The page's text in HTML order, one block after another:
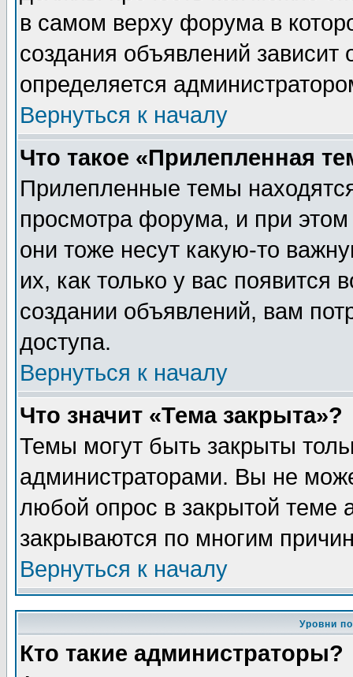
в самом верху форума в
создания объявлений зависит
определяется
Вернуться к началу
Что такое «Прилепленная
Прилепленные темы
просмотра форума, и при
они тоже несут какую-то
их, как только у вас появится
создании объявлений, вам
доступа.
Вернуться к началу
Что значит «Тема закрыта»?
Темы могут быть закрыты
администраторами. Вы не
любой опрос в закрытой теме
закрываются по многим
Вернуться к началу
Уровни
Кто такие администраторы?